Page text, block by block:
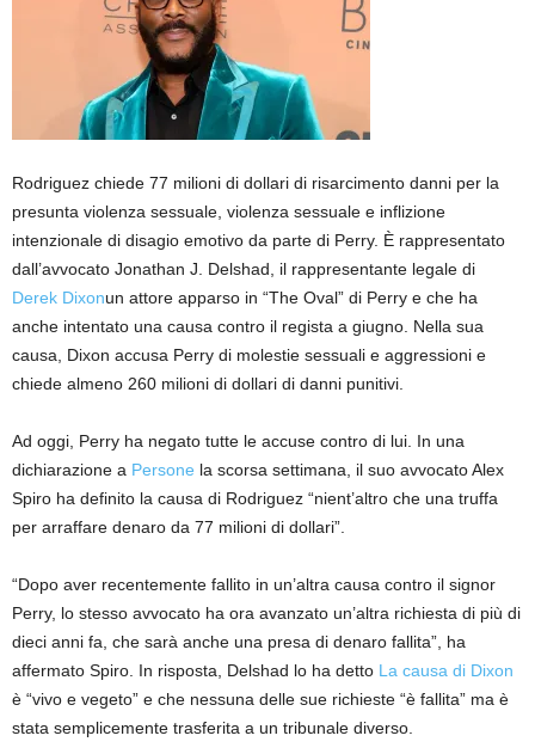
Rodriguez chiede 77 milioni di dollari di risarcimento danni per la
presunta violenza sessuale, violenza sessuale e inflizione
intenzionale di disagio emotivo da parte di Perry. È rappresentato
dall’avvocato Jonathan J. Delshad, il rappresentante legale di
Derek Dixonun attore apparso in “The Oval” di Perry e che ha
anche intentato una causa contro il regista a giugno. Nella sua
causa, Dixon accusa Perry di molestie sessuali e aggressioni e
chiede almeno 260 milioni di dollari di danni punitivi.
Ad oggi, Perry ha negato tutte le accuse contro di lui. In una
dichiarazione a Persone la scorsa settimana, il suo avvocato Alex
Spiro ha definito la causa di Rodriguez “nient’altro che una truffa
per arraffare denaro da 77 milioni di dollari”.
“Dopo aver recentemente fallito in un’altra causa contro il signor
Perry, lo stesso avvocato ha ora avanzato un’altra richiesta di più di
dieci anni fa, che sarà anche una presa di denaro fallita”, ha
affermato Spiro. In risposta, Delshad lo ha detto La causa di Dixon
è “vivo e vegeto” e che nessuna delle sue richieste “è fallita” ma è
stata semplicemente trasferita a un tribunale diverso.